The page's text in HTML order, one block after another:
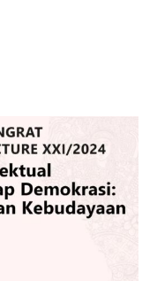
Irianto